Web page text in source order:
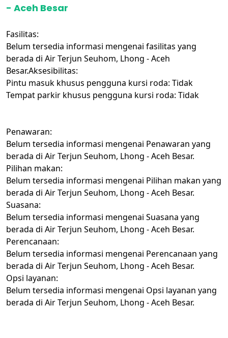
- Aceh Besar
Fasilitas:
Belum tersedia informasi mengenai fasilitas yang
berada di Air Terjun Seuhom, Lhong - Aceh
Besar.Aksesibilitas:
Pintu masuk khusus pengguna kursi roda: Tidak
Tempat parkir khusus pengguna kursi roda: Tidak
Penawaran:
Belum tersedia informasi mengenai Penawaran yang
berada di Air Terjun Seuhom, Lhong - Aceh Besar.
Pilihan makan:
Belum tersedia informasi mengenai Pilihan makan yang
berada di Air Terjun Seuhom, Lhong - Aceh Besar.
Suasana:
Belum tersedia informasi mengenai Suasana yang
berada di Air Terjun Seuhom, Lhong - Aceh Besar.
Perencanaan:
Belum tersedia informasi mengenai Perencanaan yang
berada di Air Terjun Seuhom, Lhong - Aceh Besar.
Opsi layanan:
Belum tersedia informasi mengenai Opsi layanan yang
berada di Air Terjun Seuhom, Lhong - Aceh Besar.